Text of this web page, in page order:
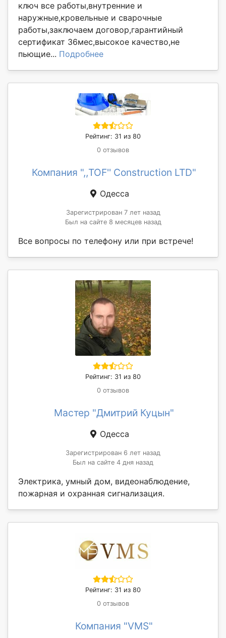
ключ все работы,внутренние и
наружные,кровельные и сварочные
работы,заключаем договор,гарантийный
сертификат 36мес,высокое качество,не
пьющие... Подробнее
Рейтинг: 31 из 80
0 отзывов
Компания ",,TOF'' Construction LTD"
Одесса
Зарегистрирован 7 лет назад
Был на сайте 8 месяцев назад
Все вопросы по телефону или при встрече!
Рейтинг: 31 из 80
0 отзывов
Мастер "Дмитрий Куцын"
Одесса
Зарегистрирован 6 лет назад
Был на сайте 4 дня назад
Электрика, умный дом, видеонаблюдение,
пожарная и охранная сигнализация.
Рейтинг: 31 из 80
0 отзывов
Компания "VMS"